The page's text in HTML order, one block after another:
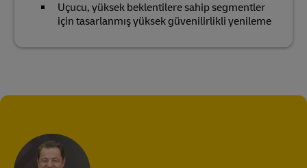
Uçucu, yüksek beklentilere sahip segmentler
için tasarlanmış yüksek güvenilirlikli yenileme